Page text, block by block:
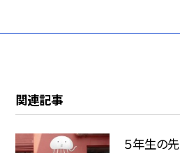
関連記事
５年生の